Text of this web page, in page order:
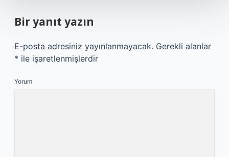
Bir yanıt yazın
E-posta adresiniz yayınlanmayacak. Gerekli alanlar
* ile işaretlenmişlerdir
Yorum